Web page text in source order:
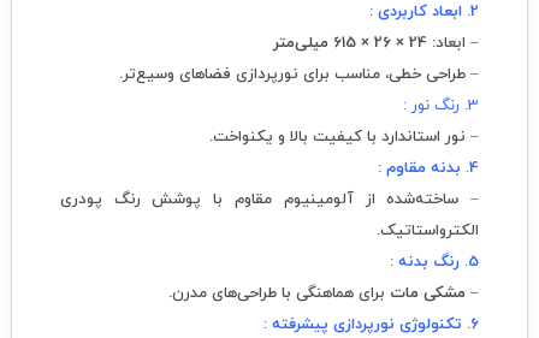
2. ابعاد کاربردی :
– ابعاد: 24 × 26 × 615 میلی‌متر
– طراحی خطی، مناسب برای نورپردازی فضاهای وسیع‌تر.
3. رنگ نور :
– نور استاندارد با کیفیت بالا و یکنواخت.
4. بدنه مقاوم :
– ساخته‌شده از آلومینیوم مقاوم با پوشش رنگ پودری
الکترواستاتیک.
5. رنگ بدنه :
– مشکی مات برای هماهنگی با طراحی‌های مدرن.
6. تکنولوژی نورپردازی پیشرفته :